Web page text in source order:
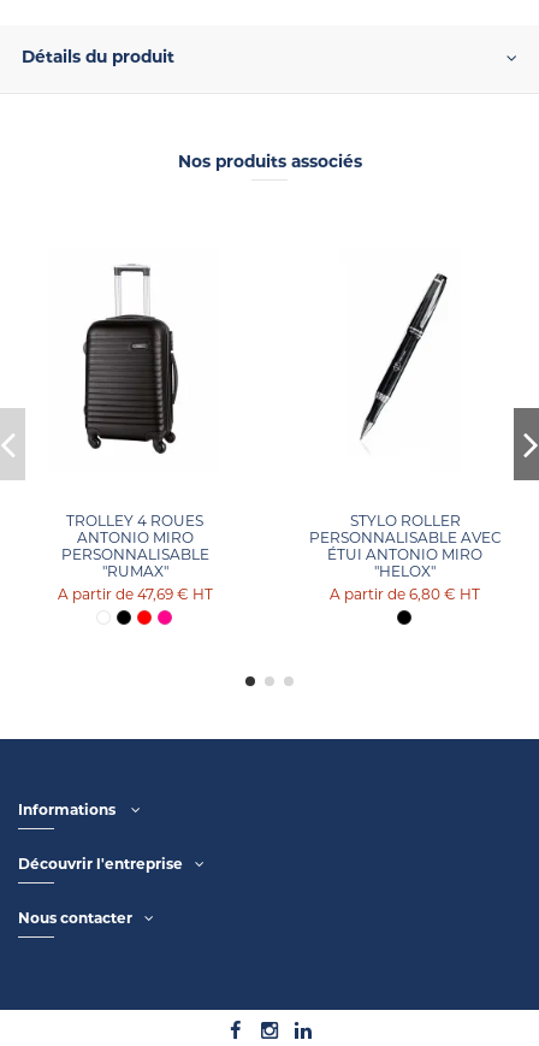
Détails du produit
Nos produits associés
TROLLEY 4 ROUES
ANTONIO MIRO
PERSONNALISABLE
"RUMAX"
47,69 € HT
STYLO ROLLER
PERSONNALISABLE AVEC
ÉTUI ANTONIO MIRO
"HELOX"
6,80 € HT
Informations
Découvrir l'entreprise
Nous contacter